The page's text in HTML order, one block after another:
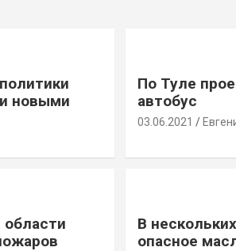
новыми
По Туле
автобус
03.06.2021
В
опасное